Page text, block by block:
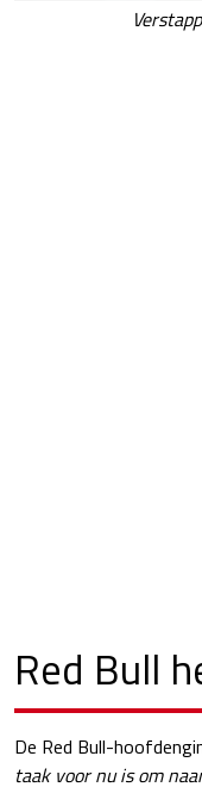
Red Bull
De Red Bull-
taak voor nu is om